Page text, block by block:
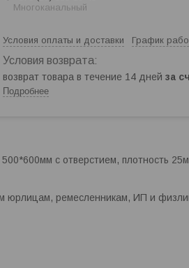
Многоканальный
Условия оплаты и доставки График
возврат товара в течение 14 дней за
Подробнее
с отверстием, плотность
юрлицам, ремесленникам, ИП и